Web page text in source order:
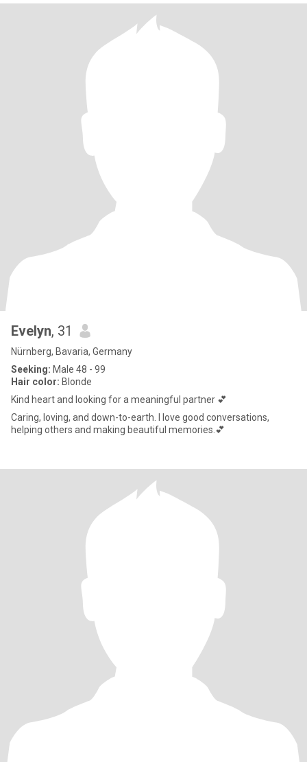
Evelyn, 31
Nürnberg, Bavaria, Germany
Seeking: Male 48 - 99
Hair color: Blonde
Kind heart and looking for a meaningful partner 💕
Caring, loving, and down-to-earth. I love good conversations,
helping others and making beautiful memories.💕